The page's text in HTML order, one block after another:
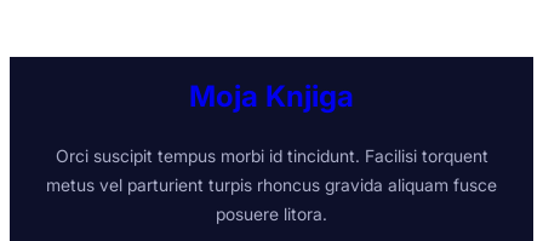
Moja Knjiga
Orci suscipit tempus morbi id tincidunt. Facilisi torquent
metus vel parturient turpis rhoncus gravida aliquam fusce
posuere litora.